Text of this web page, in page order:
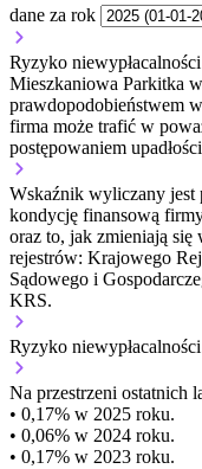
dane za rok
Ryzyko
Mieszkaniowa Parkitka
prawdopodobieństwem
firma może trafić w
postępowaniem
Wskaźnik wyliczany jest
kondycję finansową
oraz to, jak zmieniają się
rejestrów: Krajowego
Sądowego i
KRS.
Ryzyko niewypłacalności
Na przestrzeni ostatnich
• 0,17% w 2025 roku.
• 0,06% w 2024 roku.
• 0,17% w 2023 roku.